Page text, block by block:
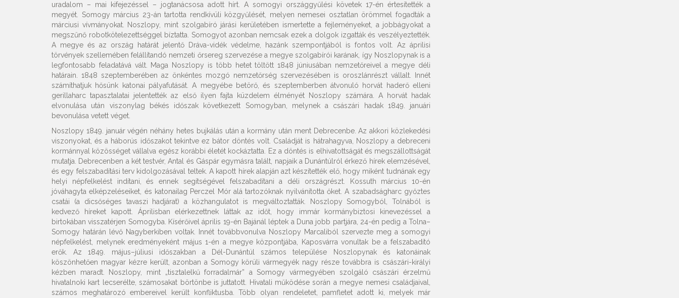
uradalom – mai kifejezéssel – jogtanácsosa adott hírt. A somogyi országgyűlési követek 17-én értesítették a
megyét. Somogy március 23-án tartotta rendkívüli közgyűlését, melyen nemesei osztatlan örömmel fogadták a
márciusi vívmányokat. Noszlopy, mint szolgabíró járási kerületében ismertette a fejleményeket, a jobbágyokat a
megszűnő robotkötelezettséggel bíztatta. Somogyot azonban nemcsak ezek a dolgok izgatták és veszélyeztették.
A megye és az ország határát jelentő Dráva-vidék védelme, hazánk szempontjából is fontos volt. Az áprilisi
törvények szellemében felállítandó nemzeti őrsereg szervezése a megye szolgabírói karának, így Noszlopynak is a
legfontosabb feladatává vált. Maga Noszlopy is több hetet töltött 1848 júniusában nemzetőreivel a megye déli
határain. 1848 szeptemberében az önkéntes mozgó nemzetőrség szervezésében is oroszlánrészt vállalt. Innét
számíthatjuk hősünk katonai pályafutását. A megyébe betörő, és szeptemberben átvonuló horvát haderő elleni
gerillaharc tapasztalatai jelentették az első ilyen fajta küzdelem élményét Noszlopy számára. A horvát hadak
elvonulása után viszonylag békés időszak következett Somogyban, melynek a császári hadak 1849. januári
bevonulása vetett véget.
Noszlopy 1849. január végén néhány hetes bujkálás után a kormány után ment Debrecenbe. Az akkori közlekedési
viszonyokat, és a háborús időszakot tekintve ez bátor döntés volt. Családját is hátrahagyva, Noszlopy a debreceni
kormánnyal közösséget vállalva egész korábbi életét kockáztatta. Ez a döntés is elhivatottságát és megszállottságát
mutatja. Debrecenben a két testvér, Antal és Gáspár egymásra talált, napjaik a Dunántúlról érkező hírek elemzésével,
és egy felszabadítási terv kidolgozásával teltek. A kapott hírek alapján azt készítették elő, hogy miként tudnának egy
helyi népfelkelést indítani, és ennek segítségével felszabadítani a déli országrészt. Kossuth március 10-én
jóváhagyta elképzeléseiket, és katonailag Perczel Mór alá tartozóknak nyilvánította őket. A szabadságharc győztes
csatái (a dicsőséges tavaszi hadjárat) a közhangulatot is megváltoztatták. Noszlopy Somogyból, Tolnából is
kedvező híreket kapott. Áprilisban elérkezettnek láttak az időt, hogy immár kormánybiztosi kinevezéssel a
birtokában visszatérjen Somogyba. Kísérőivel április 19-én Bajánál léptek a Duna jobb partjára, 24-én pedig a Tolna–
Somogy határán lévő Nagyberkiben voltak. Innét továbbvonulva Noszlopy Marcaliból szervezte meg a somogyi
népfelkelést, melynek eredményeként május 1-én a megye központjába, Kaposvárra vonultak be a felszabadító
erők. Az 1849. május–júliusi időszakban a Dél-Dunántúl számos települése Noszlopynak és katonáinak
köszönhetően magyar kézre került, azonban a Somogy körüli vármegyék nagy része továbbra is császári-királyi
kézben maradt. Noszlopy, mint „tisztalelkű forradalmár” a Somogy vármegyében szolgáló császári érzelmű
hivatalnoki kart lecserélte, számosakat börtönbe is juttatott. Hivatali működése során a megye nemesi családjaival,
számos meghatározó embereivel került konfliktusba. Több olyan rendeletet, pamfletet adott ki, melyek már